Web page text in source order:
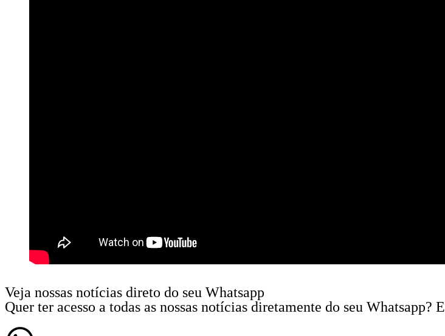
Veja nossas notícias direto do seu Whatsapp
Quer ter acesso a todas as nossas notícias diretamente do seu Whatsapp?